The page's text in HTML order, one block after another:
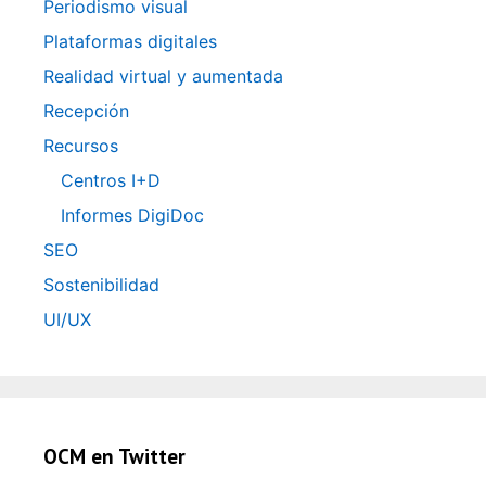
Periodismo visual
Plataformas digitales
Realidad virtual y aumentada
Recepción
Recursos
Centros I+D
Informes DigiDoc
SEO
Sostenibilidad
UI/UX
OCM en Twitter